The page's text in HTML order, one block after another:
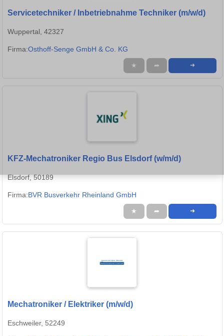
Servicetechniker / Inbetriebnahme Techniker (m/w/d)
Wuppertal, 42327
Firma:Osthoff-Senge GmbH & Co. KG
★ ➦ ➜
KFZ-Mechatroniker Regio Bus Elsdorf (w/m/d)
Elsdorf, 50189
Firma:BVR Busverkehr Rheinland GmbH
★ ➦ ➜
Mechatroniker / Elektriker (m/w/d)
Eschweiler, 52249